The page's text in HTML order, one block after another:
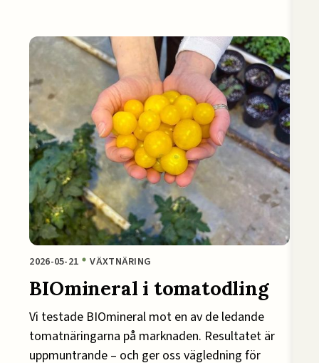
2026-05-21 VÄXTNÄRING
BIOmineral i tomatodling
Vi testade BIOmineral mot en av de ledande
tomatnäringarna på marknaden. Resultatet är
uppmuntrande – och ger oss vägledning för